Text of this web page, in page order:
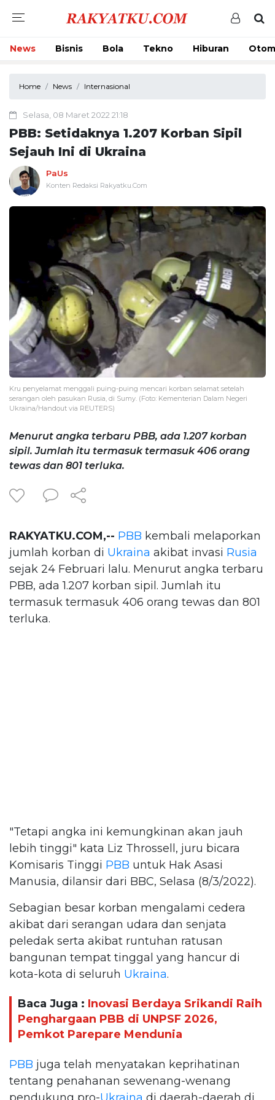
News Bisnis Bola Tekno Hiburan
Home News Internasional
Selasa, 08 Maret 2022 21:18
PBB: Setidaknya 1.207 Korban Sipil
Sejauh Ini di Ukraina
PaUs
Konten Redaksi Rakyatku.Com
Kru penyelamat menggali puing-puing mencari korban selamat setelah
serangan oleh pasukan Rusia, di Sumy. (Foto: Kementerian Dalam Negeri
Ukraina/Handout via REUTERS)
Menurut angka terbaru PBB, ada 1.207 korban
sipil. Jumlah itu termasuk termasuk 406 orang
tewas dan 801 terluka.
RAKYATKU.COM,-- PBB kembali melaporkan
jumlah korban di Ukraina akibat invasi Rusia
sejak 24 Februari lalu. Menurut angka terbaru
PBB, ada 1.207 korban sipil. Jumlah itu
termasuk termasuk 406 orang tewas dan 801
terluka.
"Tetapi angka ini kemungkinan akan jauh
lebih tinggi" kata Liz Throssell, juru bicara
Komisaris Tinggi PBB untuk Hak Asasi
Manusia, dilansir dari BBC, Selasa (8/3/2022).
Sebagian besar korban mengalami cedera
akibat dari serangan udara dan senjata
peledak serta akibat runtuhan ratusan
bangunan tempat tinggal yang hancur di
kota-kota di seluruh Ukraina.
Baca Juga : Inovasi Berdaya Srikandi Raih
Penghargaan PBB di UNPSF 2026,
Pemkot Parepare Mendunia
PBB juga telah menyatakan keprihatinan
tentang penahanan sewenang-wenang